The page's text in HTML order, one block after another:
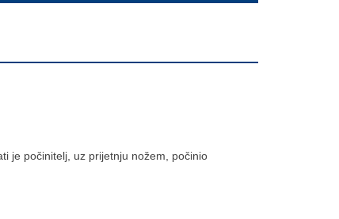
je počinitelj, uz prijetnju nožem, počinio